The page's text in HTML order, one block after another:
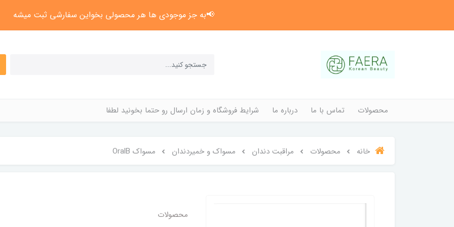
📢به جز موجودی ها هر محصولی بخواین سفارشی ثبت میشه
محصولات تماس با ما درباره ما شرایط فروشگاه و زمان ارسال رو حتما بخونید لطفا
خانه محصولات مراقبت دندان مسواک و خمیردندان مسواک OralB
محصولات